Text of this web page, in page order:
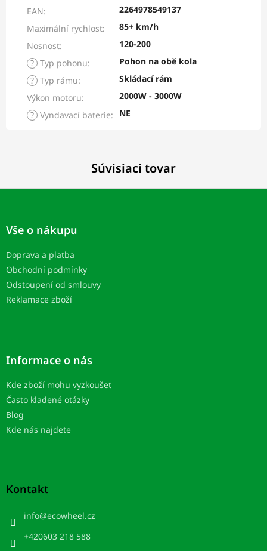
Súvisiaci tovar
EAN:
2264978549137
Maximální rychlost:
85+ km/h
Nosnost:
120-200
? Typ pohonu:
Pohon na obě kola
? Typ rámu:
Skládací rám
Výkon motoru:
2000W - 3000W
? Vyndavací baterie: NE
Z
Vše o nákupu
Doprava a platba
Obchodní podmínky
Odstoupení od smlouvy
Reklamace zboží
Informace o nás
Kde zboží mohu vyzkoušet
Často kladené otázky
Blog
Kde nás najdete
Kontakt
info@ecowheel.cz
+420603 218 588